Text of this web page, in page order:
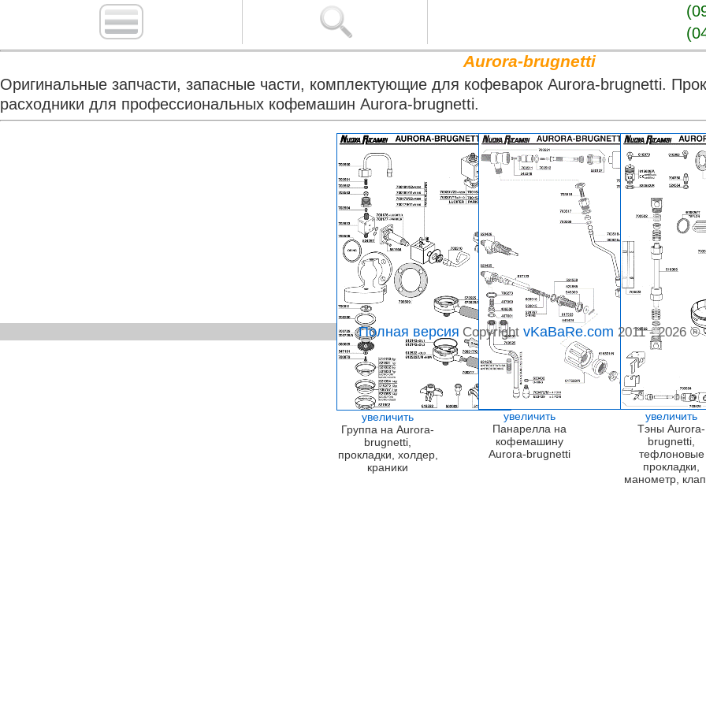
Aurora-brugnetti
Оригинальные запчасти, запасные части, комплектующие для кофеварок Aurora-brugnetti.
расходники для профессиональных кофемашин Aurora-brugnetti.
увеличить
Группа на Aurora-
brugnetti,
прокладки, холдер,
краники
увеличить
Панарелла на
кофемашину
Aurora-brugnetti
увеличить
Тэны Aurora-
brugnetti,
тефлоновые
прокладки,
манометр,
Полная версия Copyright vKaBaRe.com 2011 - 2026 ®